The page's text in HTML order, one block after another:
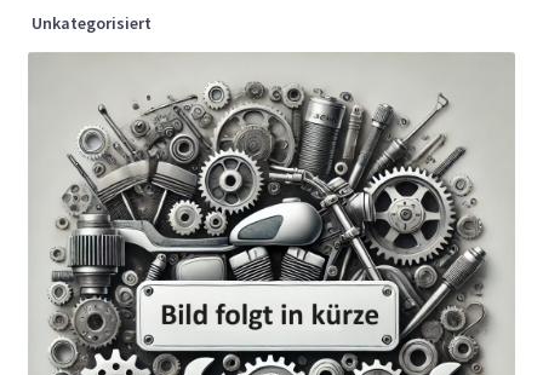
Unkategorisiert